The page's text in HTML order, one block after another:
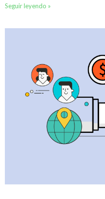
Seguir leyendo »